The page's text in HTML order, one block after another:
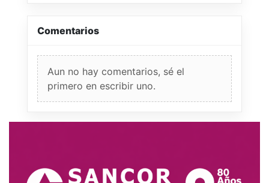
Comentarios
Aun no hay comentarios, sé el
primero en escribir uno.